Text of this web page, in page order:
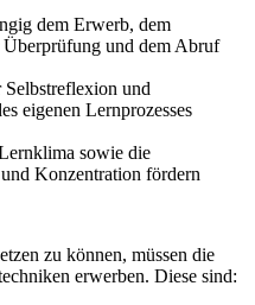
dem Erwerb, dem
Überprüfung und dem Abruf
Selbstreflexion und
eigenen Lernprozesses
sowie die
Konzentration fördern
zu können, müssen die
erwerben. Diese sind: